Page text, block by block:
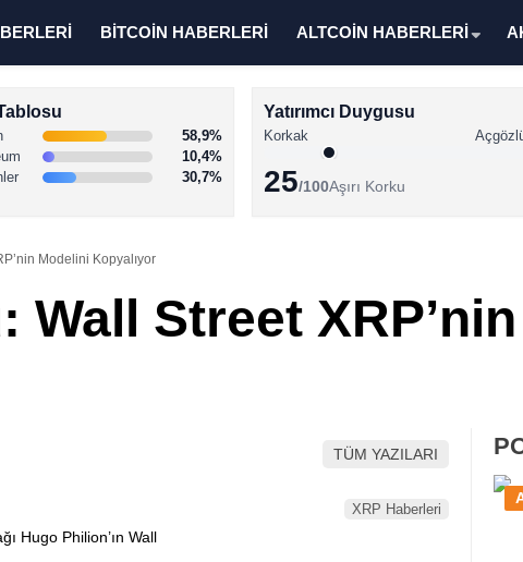
BİTCOİN HABERLERİ ALTCOİN HABERLERİ
58,9%
10,4%
30,7%
Yatırımcı Duygusu
Korkak
25/100Aşırı Korku
Modelini Kopyalıyor
Wall Street
TÜM YAZILARI
XRP Haberleri